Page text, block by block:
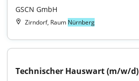
GSCN GmbH
Zirndorf, Raum Nürnberg
Technischer Hauswart (m/w/d)